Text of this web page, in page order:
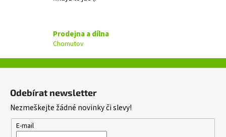
v
ý
s
Prodejna a dílna
Chomutov
Odebírat newsletter
Nezmeškejte žádné novinky či slevy!
E-mail